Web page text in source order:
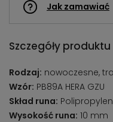
Jak zamawiać
Szczegóły produktu
Rodzaj: nowoczesne,
Wzór: PB89A HERA GZU
Skład runa:
Wysokość runa: 10 mm